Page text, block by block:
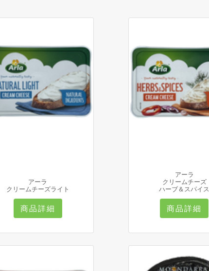
アーラ
クリームチーズライト
商品詳細
アーラ
クリームチーズ
ハーブ＆スパイス
商品詳細